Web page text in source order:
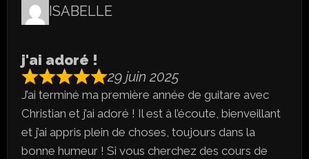
ISABELLE
j'ai adoré !
29 juin 2025
J’ai terminé ma première année de guitare avec
Christian et j’ai adoré ! Il est à l’écoute, bienveillant
et j’ai appris plein de choses, toujours dans la
bonne humeur ! Si vous cherchez des cours de